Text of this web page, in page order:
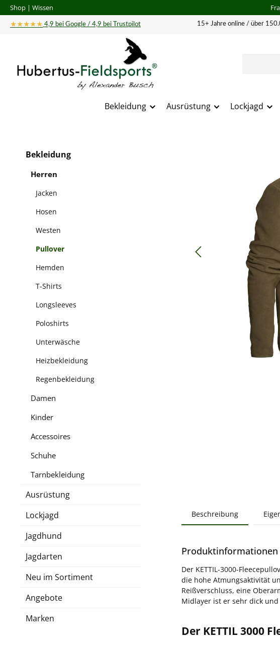
Hauptinhalt springen
Zur Suche springen
Zur Hauptnavigation springen
Shop | Wissen
★★★★★ 4,9 bei Google / 4,9 bei Trustpilot 15+ Jahre online / über
Bekleidung Ausrüstung Lockjagd
Bekleidung
Herren
Jacken
Hosen
Westen
Pullover
Hemden
T-Shirts
Longsleeves
Poloshirts
Unterwäsche
Heizbekleidung
Regenbekleidung
Damen
Kinder
Accessoires
Schuhe
Tarnbekleidung
Ausrüstung
Lockjagd
Jagdhund
Jagdarten
Neu im Sortiment
Angebote
Marken
Beschreibung
Produktinformationen
Der KETTIL-3000-
die hohe Atmungsaktivität
Reißverschluss, eine
Midlayer ist er sehr dick
Der KETTIL 3000